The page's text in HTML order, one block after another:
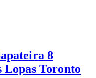
8
Lopas Toronto